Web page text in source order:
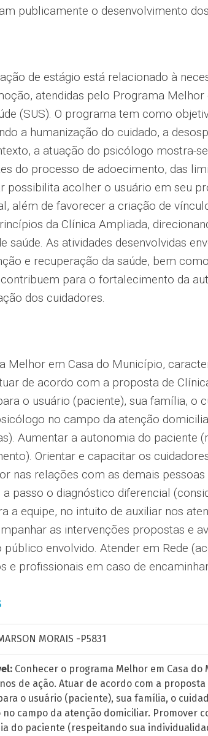
publicamente o desenvolvimento
de estágio está relacionado à
atendidas pelo Programa
(SUS). O programa tem como
a humanização do cuidado, a
a atuação do psicólogo mostra-
do processo de adoecimento, das
possibilita acolher o usuário em seu
além de favorecer a criação de
da Clínica Ampliada,
saúde. As atividades desenvolvidas
e recuperação da saúde, bem
contribuem para o fortalecimento da
dos cuidadores.
Melhor em Casa do Município,
de acordo com a proposta de
o usuário (paciente), sua família,
no campo da atenção
Aumentar a autonomia do paciente
Orientar e capacitar os
nas relações com as demais
a passo o diagnóstico diferencial
a equipe, no intuito de auxiliar nos
as intervenções propostas e
público envolvido. Atender em Rede
e profissionais em caso de
MORAIS -P5831
Conhecer o programa Melhor em Casa
de ação. Atuar de acordo com a
o usuário (paciente), sua família, o
no campo da atenção domiciliar.
do paciente (respeitando sua